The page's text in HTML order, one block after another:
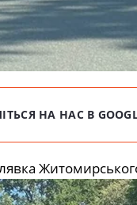
НА НАС В